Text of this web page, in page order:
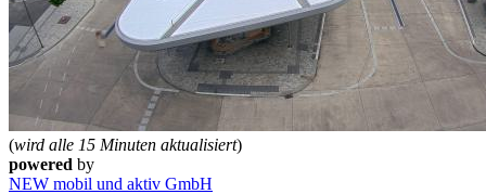
(wird alle 15 Minuten aktualisiert)
powered by
NEW mobil und aktiv GmbH